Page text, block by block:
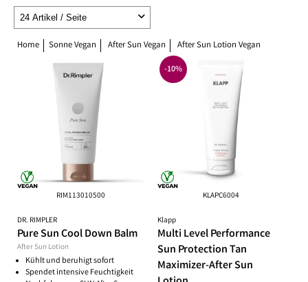
Home Sonne Vegan After Sun Vegan After Sun Lotion Vegan
RIM113010500
DR. RIMPLER
Pure Sun Cool Down Balm
After Sun Lotion
Kühlt und beruhigt sofort
Spendet intensive Feuchtigkeit
KLAPC6004
Klapp
Multi Level Performance
Sun Protection Tan
Maximizer-After Sun
-10%